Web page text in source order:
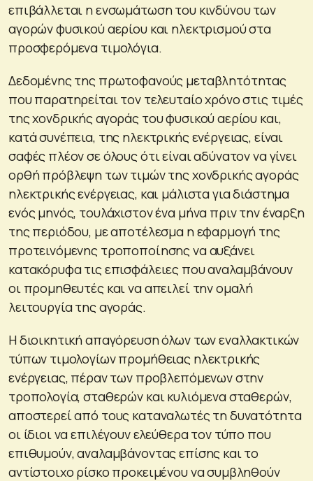
επιβάλλεται η ενσωμάτωση του κινδύνου των
αγορών φυσικού αερίου και ηλεκτρισμού στα
προσφερόμενα τιμολόγια.
Δεδομένης της πρωτοφανούς μεταβλητότητας
που παρατηρείται τον τελευταίο χρόνο στις τιμές
της χονδρικής αγοράς του φυσικού αερίου και,
κατά συνέπεια, της ηλεκτρικής ενέργειας, είναι
σαφές πλέον σε όλους ότι είναι αδύνατον να γίνει
ορθή πρόβλεψη των τιμών της χονδρικής αγοράς
ηλεκτρικής ενέργειας, και μάλιστα για διάστημα
ενός μηνός, τουλάχιστον ένα μήνα πριν την έναρξη
της περιόδου, με αποτέλεσμα η εφαρμογή της
προτεινόμενης τροποποίησης να αυξάνει
κατακόρυφα τις επισφάλειες που αναλαμβάνουν
οι προμηθευτές και να απειλεί την ομαλή
λειτουργία της αγοράς.
Η διοικητική απαγόρευση όλων των εναλλακτικών
τύπων τιμολογίων προμήθειας ηλεκτρικής
ενέργειας, πέραν των προβλεπόμενων στην
τροπολογία, σταθερών και κυλιόμενα σταθερών,
αποστερεί από τους καταναλωτές τη δυνατότητα
οι ίδιοι να επιλέγουν ελεύθερα τον τύπο που
επιθυμούν, αναλαμβάνοντας επίσης και το
αντίστοιχο ρίσκο προκειμένου να συμβληθούν